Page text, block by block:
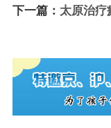
下一篇： 太原治疗